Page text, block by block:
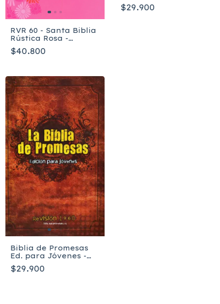
RVR 60 - Santa Biblia
Rústica Rosa -
Edición de Promesas
CR-M1
$40.800
Mujeres -Reina-
Valera 1960
$29.900
Biblia de Promesas
Ed. para Jóvenes -
HC
$29.900